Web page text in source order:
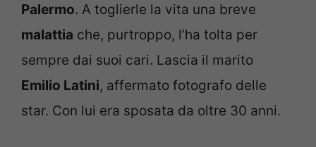
Palermo. A toglierle la vita una breve
malattia che, purtroppo, l’ha tolta per
sempre dai suoi cari. Lascia il marito
Emilio Latini, affermato fotografo delle
star. Con lui era sposata da oltre 30 anni.